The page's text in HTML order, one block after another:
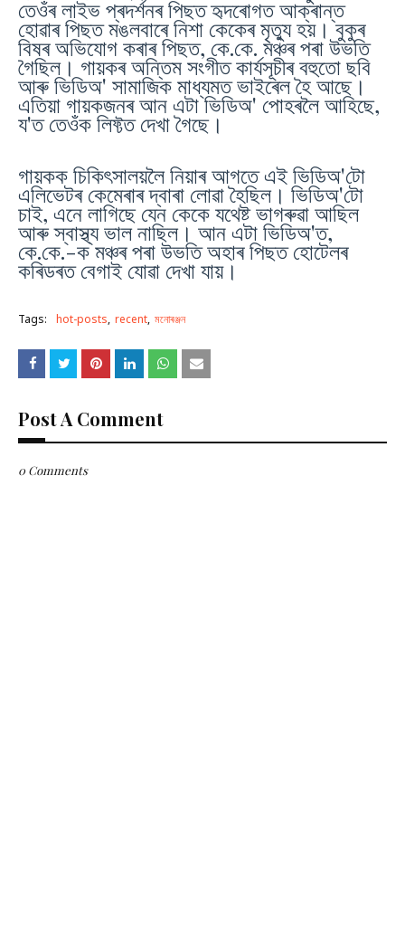
তেওঁৰ লাইভ প্ৰদৰ্শনৰ পিছত হৃদৰোগত আক্ৰান্ত
হোৱাৰ পিছত মঙলবাৰে নিশা কেকেৰ মৃত্যু হয়। বুকুৰ
বিষৰ অভিযোগ কৰাৰ পিছত, কে.কে. মঞ্চৰ পৰা উভতি
গৈছিল। গায়কৰ অন্তিম সংগীত কাৰ্যসূচীৰ বহুতো ছবি
আৰু ভিডিঅ' সামাজিক মাধ্যমত ভাইৰেল হৈ আছে।
এতিয়া গায়কজনৰ আন এটা ভিডিঅ' পোহৰলৈ আহিছে,
য'ত তেওঁক লিফ্টত দেখা গৈছে।
গায়কক চিকিৎসালয়লৈ নিয়াৰ আগতে এই ভিডিঅ'টো
এলিভেটৰ কেমেৰাৰ দ্বাৰা লোৱা হৈছিল। ভিডিঅ'টো
চাই, এনে লাগিছে যেন কেকে যথেষ্ট ভাগৰুৱা আছিল
আৰু স্বাস্থ্য ভাল নাছিল। আন এটা ভিডিঅ'ত,
কে.কে.-ক মঞ্চৰ পৰা উভতি অহাৰ পিছত হোটেলৰ
কৰিডৰত বেগাই যোৱা দেখা যায়।
Tags: hot-posts recent মনোৰঞ্জন
Post A Comment
0 Comments